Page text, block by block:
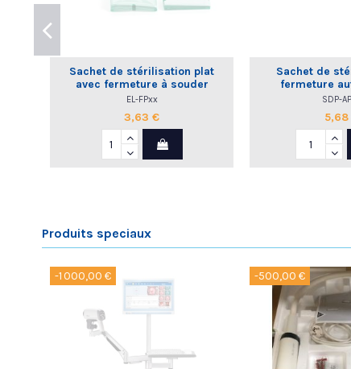
Sachet de stérilisation plat
avec fermeture à souder
EL-FPxx
3,63 €
Sachet de
fermeture
SDP-
5,68
Produits speciaux
-1 000,00 € -500,00 €